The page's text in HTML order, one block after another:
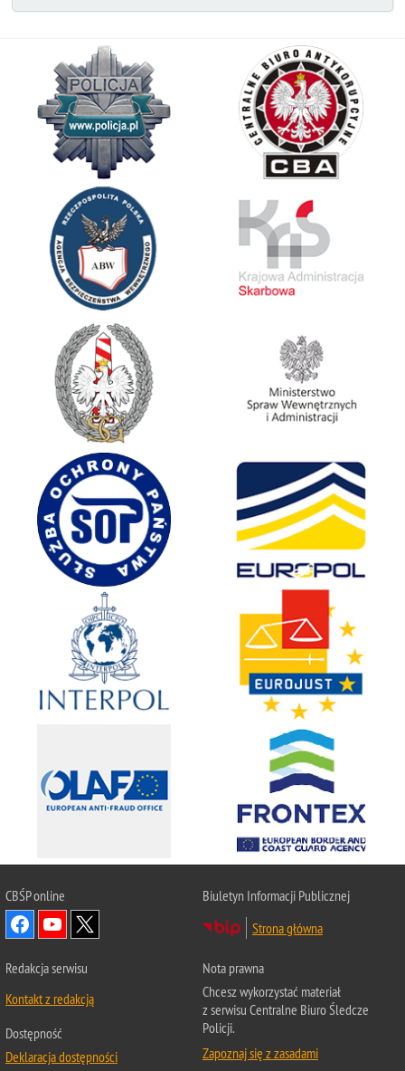
CBŚPonline
Biuletyn Informacji Publicznej
Strona główna
Redakcja serwisu
Kontakt z redakcją
Dostępność
Deklaracja dostępności
Nota prawna
Chcesz wykorzystać materiał
z serwisu Centralne Biuro Śledcze
Policji.
Zapoznaj się z zasadami